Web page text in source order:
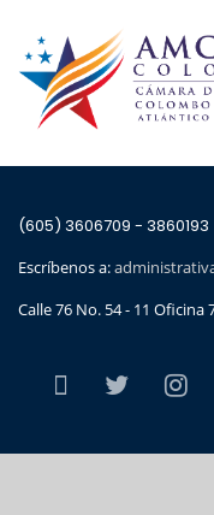
(605) 3606709 - 3860193
Escríbenos a:
Calle 76 No. 54 - 11 Oficina